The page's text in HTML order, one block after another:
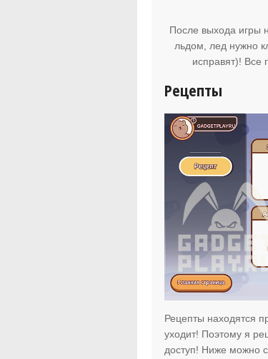
После выхода игры
льдом, лед нужно
исправят)! Все
Рецепты
Рецепты находятся
уходит! Поэтому я
доступ! Ниже можно